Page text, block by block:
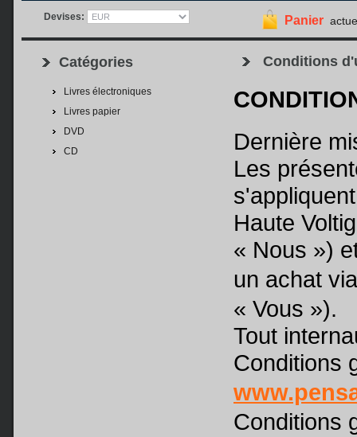
Devises: Panier
Catégories
Livres électroniques
Livres papier
DVD
CD
Conditions
Dernière
Les
Haute
« Nous »)
un achat
« Vous »).
Tout
Conditions
Conditions